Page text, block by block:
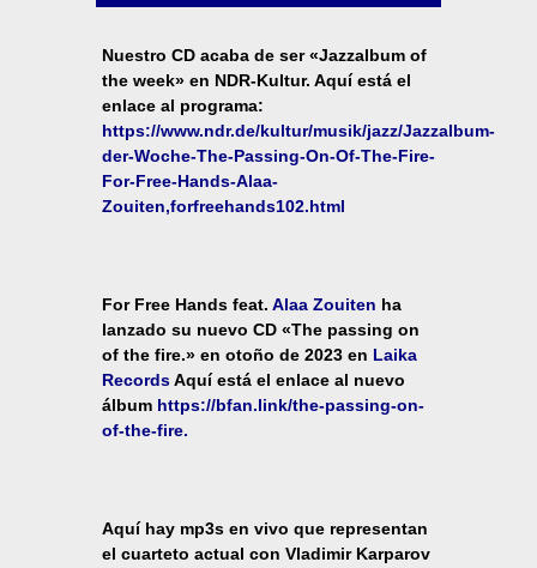
Nuestro CD acaba de ser «Jazzalbum of
the week» en NDR-Kultur. Aquí está el
enlace al programa:
https://www.ndr.de/kultur/musik/jazz/Jazzalbum-
der-Woche-The-Passing-On-Of-The-Fire-
For-Free-Hands-Alaa-
Zouiten,forfreehands102.html
For Free Hands feat. Alaa Zouiten ha
lanzado su nuevo CD «The passing on
of the fire.» en otoño de 2023 en Laika
RecordsAquí está el enlace al nuevo
álbum https://bfan.link/the-passing-on-
of-the-fire.
Aquí hay mp3s en vivo que representan
el cuarteto actual con Vladimir Karparov